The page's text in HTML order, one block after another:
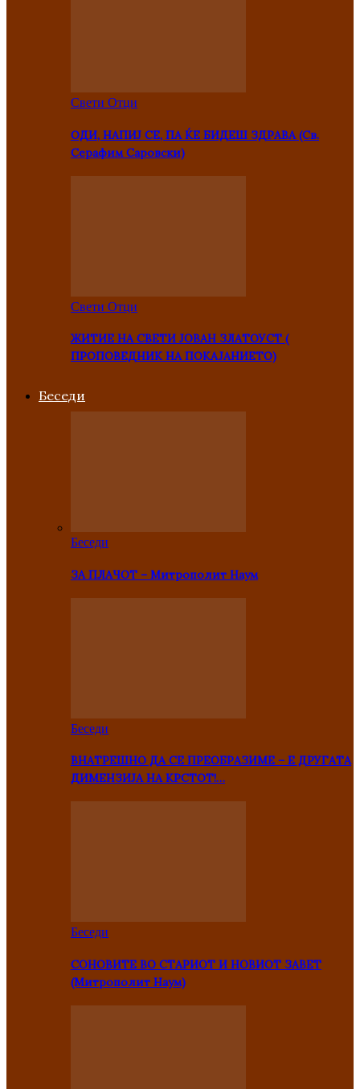
Свети Отци
ОДИ, НАПИЈ СЕ, ПА ЌЕ БИДЕШ ЗДРАВА (Св.
Серафим Саровски)
Свети Отци
ЖИТИЕ НА СВЕТИ ЈОВАН ЗЛАТОУСТ (
ПРОПОВЕДНИК НА ПОКАЈАНИЕТО)
Беседи
Беседи
ЗА ПЛАЧОТ – Митрополит Наум
Беседи
ВНАТРЕШНО ДА СЕ ПРЕОБРАЗИМЕ – Е ДРУГАТА
ДИМЕНЗИЈА НА КРСТОТ!…
Беседи
СОНОВИТЕ ВО СТАРИОТ И НОВИОТ ЗАВЕТ
(Митрополит Наум)